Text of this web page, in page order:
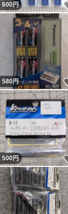
600円
580円
500円